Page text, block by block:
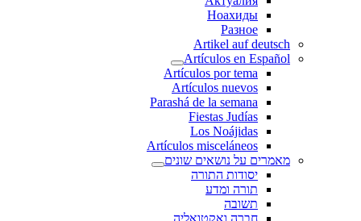
Ноахиды
Разное
Artikel auf deutsch
Artículos en Español
Artículos por tema
Artículos nuevos
Parashá de la semana
Fiestas Judías
Los Noájidas
Artículos misceláneos
מאמרים על נושאים שונים
יסודות התורה
תורה ומדע
תשובה
חברה ואקטואליה